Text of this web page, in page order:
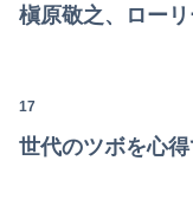
Powered by livedoor
槇原敬之、ロー
17
世代のツボを心